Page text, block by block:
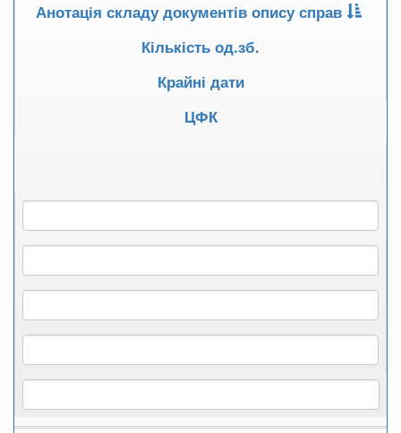
Анотація складу документів опису справ
Кількість од.зб.
Крайні дати
ЦФК